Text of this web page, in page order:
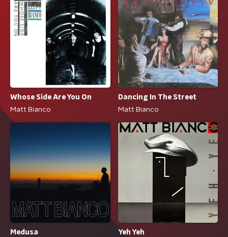
Whose Side Are You On
Matt Bianco
Dancing In The Street
Matt Bianco
Medusa
Yeh Yeh